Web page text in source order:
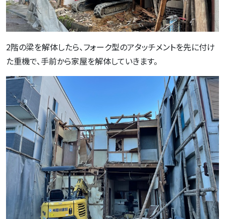
2階の梁を解体したら、フォーク型のアタッチメントを先に付け
た重機で、手前から家屋を解体していきます。